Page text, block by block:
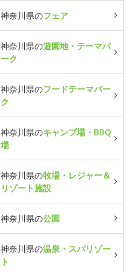
神奈川県のフェア
神奈川県の遊園地・テーマパ
ーク
神奈川県のフードテーマパー
ク
神奈川県のキャンプ場・BBQ
場
神奈川県の牧場・レジャー＆
リゾート施設
神奈川県の公園
神奈川県の温泉・スパリゾー
ト